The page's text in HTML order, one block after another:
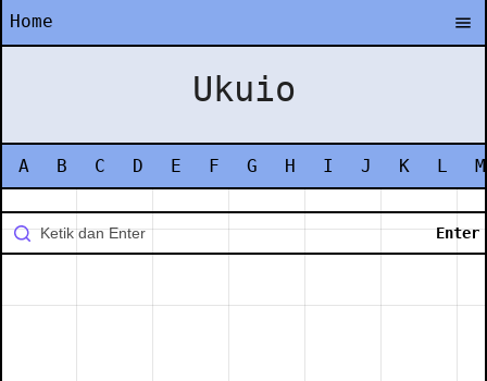
Home
Ukuio
A B C D E F G H I J K L M